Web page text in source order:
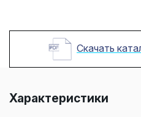
Скачать
Характеристики